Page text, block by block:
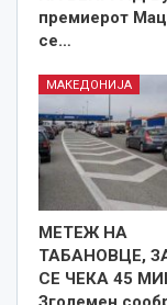
премиерот
се…
МАКЕДОНИЈА
МЕТЕЖ НА
ТАБАНОВЦЕ,
СЕ ЧЕКА 45